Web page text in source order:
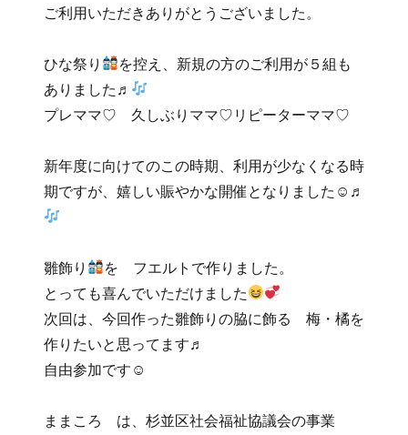
ご利用いただきありがとうございました。
ひな祭り
を控え、新規の方のご利用が５組も
ありました♬
プレママ♡ 久しぶりママ♡リピーターママ♡
新年度に向けてのこの時期、利用が少なくなる時
期ですが、嬉しい賑やかな開催となりました☺♬
雛飾り
を フエルトで作りました。
とっても喜んでいただけました
次回は、今回作った雛飾りの脇に飾る 梅・橘を
作りたいと思ってます♬
自由参加です☺
ままころ は、杉並区社会福祉協議会の事業